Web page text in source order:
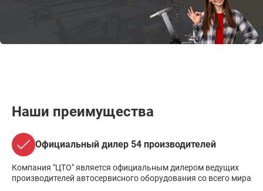
Наши преимущества
Официальный дилер 54 производителей
Компания "ЦТО" является официальным дилером ведущих
производителей автосервисного оборудования со всего мира